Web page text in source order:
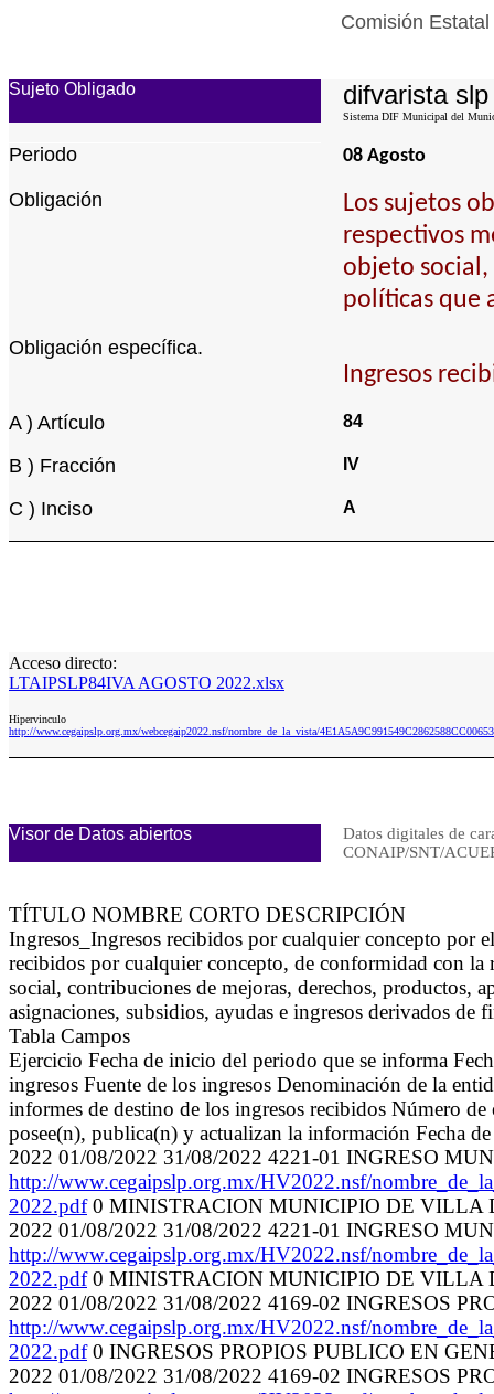
Comisión
Sujeto Obligado difvarista slp
Sistema DIF Municipal del
Periodo 08 Agosto
Obligación
Los sujetos
respectivos
objeto social,
políticas que
Obligación específica.
Ingresos
A ) Artículo 84
B ) Fracción IV
C ) Inciso A
Acceso directo:
LTAIPSLP84IVA AGOSTO 2022.xlsx
Hipervinculo
http://www.cegaipslp.org.mx/webcegaip2022.nsf/nombre_de_la_vista/
Visor de Datos abiertos
Datos digitales de
CONAIP/SNT/
TÍTULO NOMBRE CORTO DESCRIPCIÓN
Ingresos_Ingresos recibidos por cualquier concepto
recibidos por cualquier concepto, de conformidad con la
social, contribuciones de mejoras, derechos, productos,
asignaciones, subsidios, ayudas e ingresos derivados de
Tabla Campos
Ejercicio Fecha de inicio del periodo que se informa
ingresos Fuente de los ingresos Denominación de la
informes de destino de los ingresos recibidos Número
posee(n), publica(n) y actualizan la información Fecha
2022 01/08/2022 31/08/2022 4221-01 INGRESO
http://www.cegaipslp.org.mx/HV2022.nsf/
2022.pdf0 MINISTRACION MUNICIPIO DE VILLA
2022 01/08/2022 31/08/2022 4221-01 INGRESO
http://www.cegaipslp.org.mx/HV2022.nsf/
2022.pdf0 MINISTRACION MUNICIPIO DE VILLA
2022 01/08/2022 31/08/2022 4169-02 INGRESOS
http://www.cegaipslp.org.mx/HV2022.nsf/
2022.pdf0 INGRESOS PROPIOS PUBLICO EN
2022 01/08/2022 31/08/2022 4169-02 INGRESOS